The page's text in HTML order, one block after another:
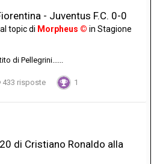
- Juventus F.C. 0-0
topic di Morpheus © in Stagione
di Pellegrini......
433 risposte 1
di Cristiano Ronaldo alla